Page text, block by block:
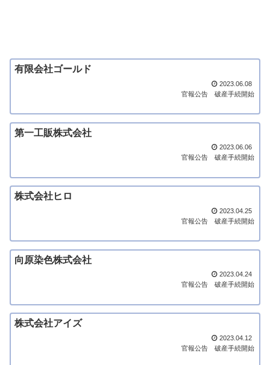
有限会社ゴールド
2023.06.08
官報公告
破産手続開始
第一工販株式会社
2023.06.06
官報公告
破産手続開始
株式会社ヒロ
2023.04.25
官報公告
破産手続開始
向原染色株式会社
2023.04.24
官報公告
破産手続開始
株式会社アイズ
2023.04.12
官報公告
破産手続開始